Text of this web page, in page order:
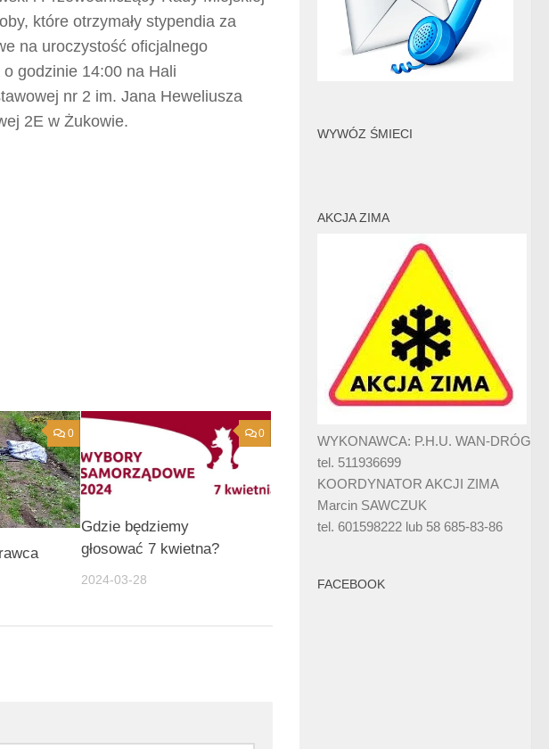
które otrzymały stypendia za
na uroczystość oficjalnego
godzinie 14:00 na Hali
nr 2 im. Jana Heweliusza
2E w Żukowie.
0 0
Gdzie będziemy
głosować 7 kwietna?
2024-03-28
WYWÓZ ŚMIECI
AKCJA ZIMA
WYKONAWCA: P.H.U. WAN-DRÓG
tel. 511936699
KOORDYNATOR AKCJI ZIMA
Marcin SAWCZUK
tel. 601598222 lub 58 685-83-86
FACEBOOK